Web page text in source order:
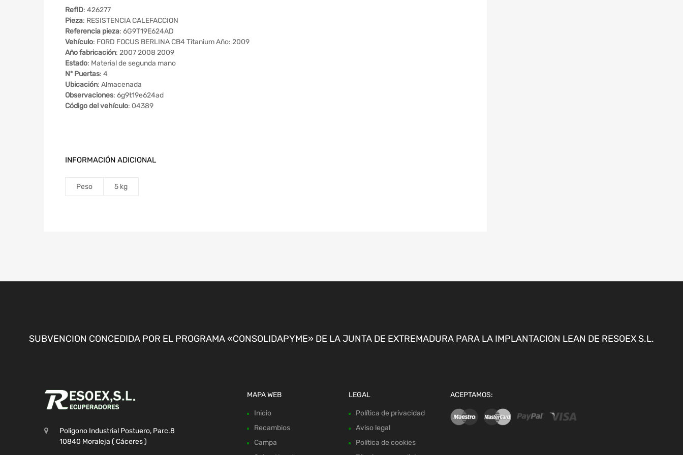
RefID: 426277
Pieza: RESISTENCIA CALEFACCION
Referencia pieza: 6G9T19E624AD
Vehículo: FORD FOCUS BERLINA CB4 Titanium Año: 2009
Año fabricación: 2007 2008 2009
Estado: Material de segunda mano
Nº Puertas: 4
Ubicación: Almacenada
Observaciones: 6g9t19e624ad
Código del vehículo: 04389
INFORMACIÓN ADICIONAL
Peso 5 kg
SUBVENCION CONCEDIDA POR EL PROGRAMA «CONSOLIDAPYME» DE LA JUNTA DE EXTREMADURA PARA LA IMPLANTACION LEAN DE RESOEX S.L.
Poligono Industrial Postuero, Parc.8
10840 Moraleja ( Cáceres )
MAPA WEB
Inicio
Recambios
Campa
LEGAL
Política de privacidad
Aviso legal
Política de cookies
ACEPTAMOS: